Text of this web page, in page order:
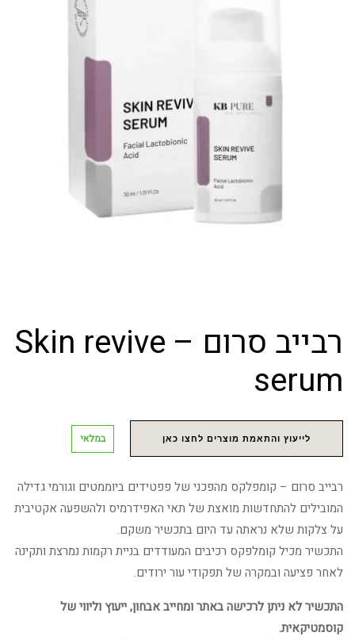
רבייב סרום – Skin revive
serum
לייעוץ והתאמת מוצרים לחצו כאן במלאי
רבייב סרום – קומפלקס מהפכני של פפטידים ביוממטים וגורמי גדילה
המובילים להתחדשות מואצת של תאי האפידרמיס ולהשפעה אקטיבית
על צלקות שלא נראתה עד היום בתכשיר משקם.
התכשיר מכיל קומלפקס רכיבים המעודדים בניית רקמות נמרצת ותקינה
לאחר פציעה ובמקרה של תפקודי עור ירודים.
התכשיר לא ניתן לרכישה באתר ומחייב אבחון, ייעוץ וליווי של
קוסמטיקאית.